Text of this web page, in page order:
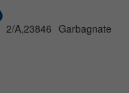
A,23846 Garbagnate